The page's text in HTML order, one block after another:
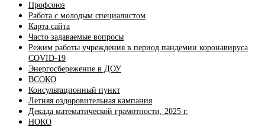
Профсоюз
Работа с молодым специалистом
Карта сайта
Часто задаваемые вопросы
Режим работы учреждения в период пандемии коронавируса
COVID-19
Энергосбережение в ДОУ
ВСОКО
Консультационный пункт
Летняя оздоровительная кампания
Декада математической грамотности, 2025 г.
НОКО